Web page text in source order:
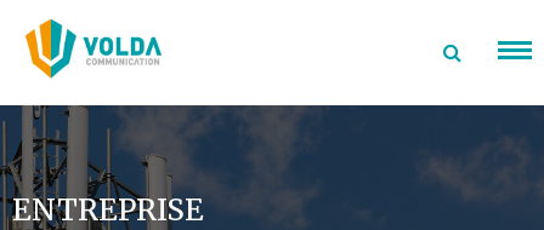
contenu
ENTREPRISE